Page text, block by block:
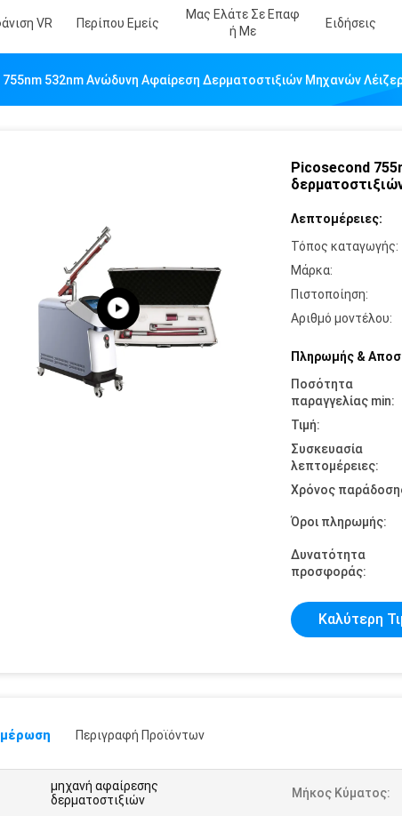
VR Περίπου Εμείς
Μας Ελάτε Σε Επαφ
Ή Με
Ειδήσεις
532nm Ανώδυνη Αφαίρεση Δερματοστιξιών Μηχανών
Picosecond
Λεπτομέρειες:
Τόπος καταγωγής:
Μάρκα:
Πιστοποίηση:
Αριθμό μοντέλου:
Πληρωμής &
Ποσότητα
παραγγελίας min:
Τιμή:
Συσκευασία
λεπτομέρειες:
Χρόνος
Όροι πληρωμής:
Δυνατότητα
προσφοράς:
Καλύτερη
Περιγραφή Προϊόντων
μηχανή αφαίρεσης
δερματοστιξιών
Μήκος Κύματος: